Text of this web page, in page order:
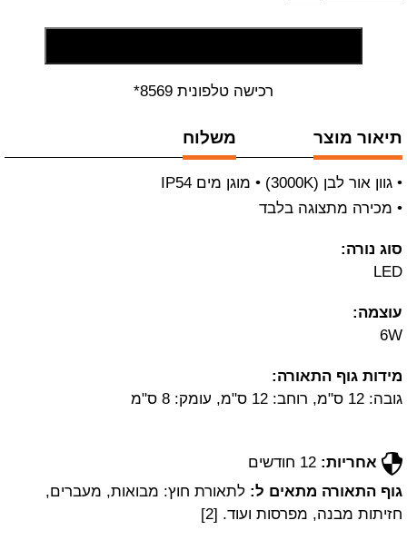
רכישה טלפונית 8569*
תיאור מוצר משלוח
• גוון אור לבן (3000K) • מוגן מים IP54
• מכירה מתצוגה בלבד
סוג נורה:
LED
עוצמה:
6W
מידות גוף התאורה:
גובה: 12 ס"מ, רוחב: 12 ס"מ, עומק: 8 ס"מ
אחריות:
גוף התאורה מתאים ל: לתאורת חוץ: מבואות, מעברים,
חזיתות מבנה, מפרסות ועוד. [2]